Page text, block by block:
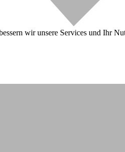
wir unsere Services und Ihr